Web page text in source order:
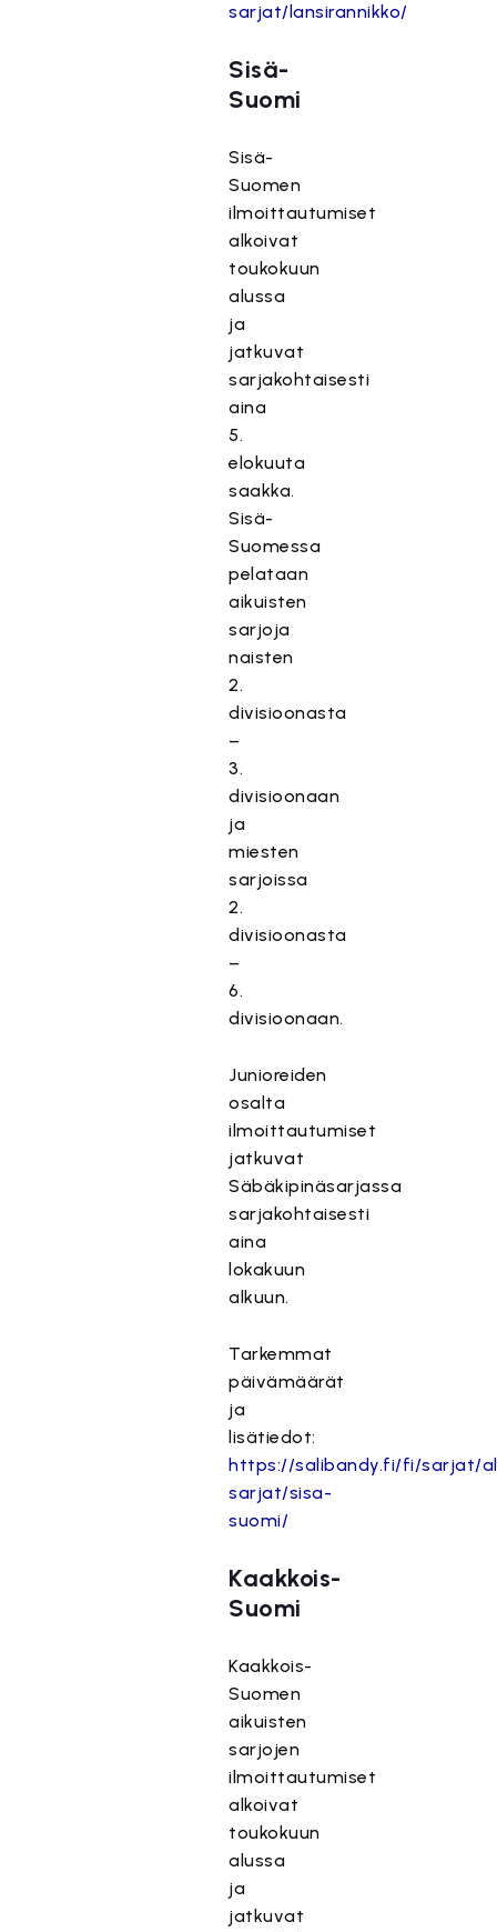
sarjat/lansirannikko/
Sisä-
Suomi
Sisä-
Suomen
ilmoittautumiset
alkoivat
toukokuun
alussa
ja
jatkuvat
sarjakohtaisesti
aina
5.
elokuuta
saakka.
Sisä-
Suomessa
pelataan
aikuisten
sarjoja
naisten
2.
divisioonasta
–
3.
divisioonaan
ja
miesten
sarjoissa
2.
divisioonasta
–
6.
divisioonaan.
Junioreiden
osalta
ilmoittautumiset
jatkuvat
Säbäkipinäsarjassa
sarjakohtaisesti
aina
lokakuun
alkuun.
Tarkemmat
päivämäärät
ja
lisätiedot:
https://salibandy.fi/fi/sarjat/
sarjat/sisa-
suomi/
Kaakkois-
Suomi
Kaakkois-
Suomen
aikuisten
sarjojen
ilmoittautumiset
alkoivat
toukokuun
alussa
ja
jatkuvat